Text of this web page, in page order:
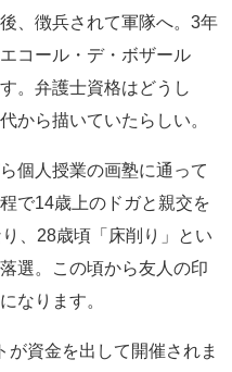
、徴兵されて軍隊へ。3年
コール・デ・ボザール
。弁護士資格はどうし
から描いていたらしい。
個人授業の画塾に通って
で14歳上のドガと親交を
、28歳頃「床削り」とい
選。この頃から友人の印
なります。
資金を出して開催されま